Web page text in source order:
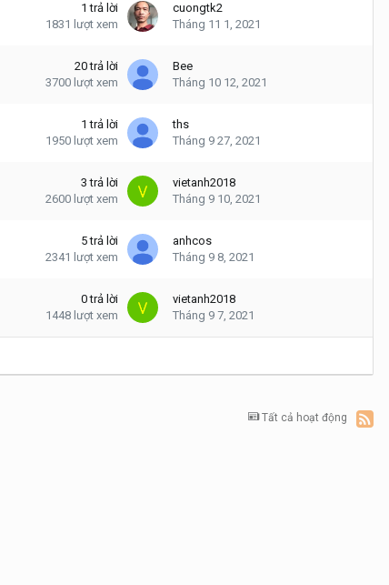
1 trả lời
1831 lượt xem
cuongtk2
Tháng 11 1, 2021
20 trả lời
3700 lượt xem
Bee
Tháng 10 12, 2021
1 trả lời
1950 lượt xem
ths
Tháng 9 27, 2021
3 trả lời
2600 lượt xem
vietanh2018
Tháng 9 10, 2021
5 trả lời
2341 lượt xem
anhcos
Tháng 9 8, 2021
0 trả lời
1448 lượt xem
vietanh2018
Tháng 9 7, 2021
Tất cả hoạt động